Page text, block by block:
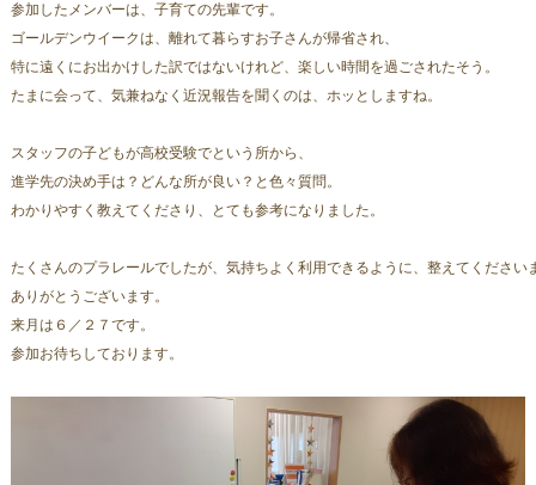
参加したメンバーは、子育ての先輩です。
ゴールデンウイークは、離れて暮らすお子さんが帰省され、
特に遠くにお出かけした訳ではないけれど、楽しい時間を過ごされたそう。
たまに会って、気兼ねなく近況報告を聞くのは、ホッとしますね。
スタッフの子どもが高校受験でという所から、
進学先の決め手は？どんな所が良い？と色々質問。
わかりやすく教えてくださり、とても参考になりました。
たくさんのプラレールでしたが、気持ちよく利用できるように、整えてください
ありがとうございます。
来月は６／２７です。
参加お待ちしております。